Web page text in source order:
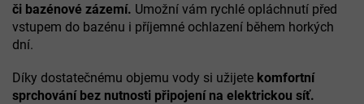
či bazénové zázemí. Umožní vám rychlé opláchnutí před
vstupem do bazénu i příjemné ochlazení během horkých
dní.
Díky dostatečnému objemu vody si užijete komfortní
sprchování bez nutnosti připojení na elektrickou síť.